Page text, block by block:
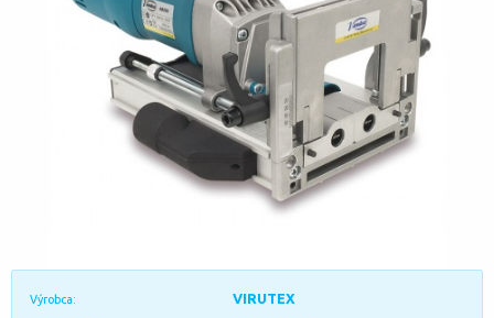
Výrobca: VIRUTEX